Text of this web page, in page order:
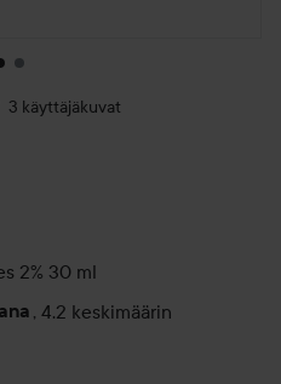
3 käyttäjäkuvat
2% 30 ml
, 4.2 keskimäärin